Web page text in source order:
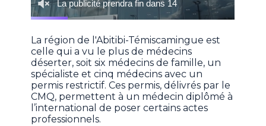
La région de l'Abitibi-Témiscamingue est
celle qui a vu le plus de médecins
déserter, soit six médecins de famille, un
spécialiste et cinq médecins avec un
permis restrictif. Ces permis, délivrés par le
CMQ, permettent à un médecin diplômé à
l’international de poser certains actes
professionnels.